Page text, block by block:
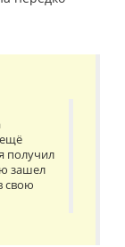
ещё
получил
зашел
свою